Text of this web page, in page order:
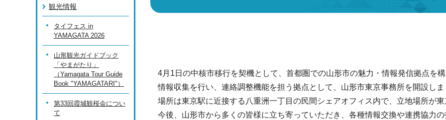
4月1日の中核市移行を契機として、首都圏での山形市の魅力・情報発信拠点を
情報収集を行い、連絡調整機能を担う拠点として、山形市東京事務所を開設し
場所は東京駅に近接する八重洲一丁目の民間シェアオフィス内で、立地場所が
今後、山形市から多くの皆様に立ち寄っていただき、各種情報交換や連携協力
観光情報
タイフェス in
YAMAGATA 2026
山形観光ガイドブック
「やまがたり」
（Yamagata Tour Guide
Book "YAMAGATARI"）
第33回霞城観桜会につい
て